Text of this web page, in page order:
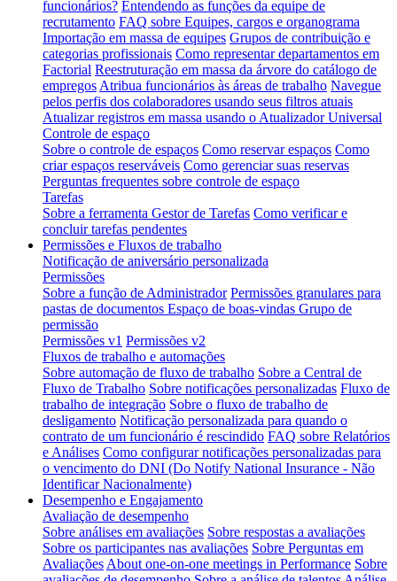
funcionários? Entendendo as funções da equipe de
recrutamento FAQ sobre Equipes, cargos e organograma
Importação em massa de equipes Grupos de contribuição e
categorias profissionais Como representar departamentos em
Factorial Reestruturação em massa da árvore do catálogo de
empregos Atribua funcionários às áreas de trabalho Navegue
pelos perfis dos colaboradores usando seus filtros atuais
Atualizar registros em massa usando o Atualizador Universal
Controle de espaço
Sobre o controle de espaços Como reservar espaços Como
criar espaços reserváveis Como gerenciar suas reservas
Perguntas frequentes sobre controle de espaço
Tarefas
Sobre a ferramenta Gestor de Tarefas Como verificar e
concluir tarefas pendentes
Permissões e Fluxos de trabalho
Notificação de aniversário personalizada
Permissões
Sobre a função de Administrador Permissões granulares para
pastas de documentos Espaço de boas-vindas Grupo de
permissão
Permissões v1 Permissões v2
Fluxos de trabalho e automações
Sobre automação de fluxo de trabalho Sobre a Central de
Fluxo de Trabalho Sobre notificações personalizadas Fluxo de
trabalho de integração Sobre o fluxo de trabalho de
desligamento Notificação personalizada para quando o
contrato de um funcionário é rescindido FAQ sobre Relatórios
e Análises Como configurar notificações personalizadas para
o vencimento do DNI (Do Notify National Insurance - Não
Identificar Nacionalmente)
Desempenho e Engajamento
Avaliação de desempenho
Sobre análises em avaliações Sobre respostas a avaliações
Sobre os participantes nas avaliações Sobre Perguntas em
Avaliações About one-on-one meetings in Performance Sobre